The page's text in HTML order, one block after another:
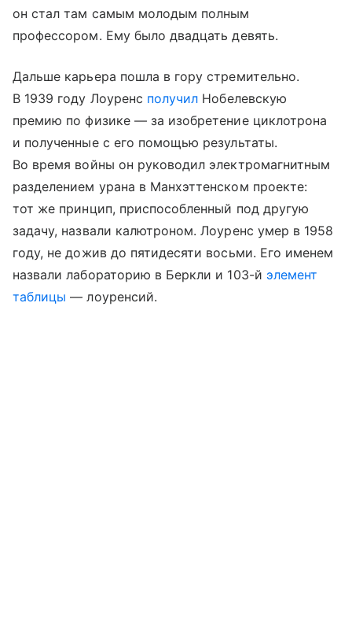
он стал там самым молодым полным
профессором. Ему было двадцать девять.
Дальше карьера пошла в гору стремительно.
В 1939 году Лоуренс получил Нобелевскую
премию по физике — за изобретение циклотрона
и полученные с его помощью результаты.
Во время войны он руководил электромагнитным
разделением урана в Манхэттенском проекте:
тот же принцип, приспособленный под другую
задачу, назвали калютроном. Лоуренс умер в 1958
году, не дожив до пятидесяти восьми. Его именем
назвали лабораторию в Беркли и 103-й элемент
таблицы — лоуренсий.